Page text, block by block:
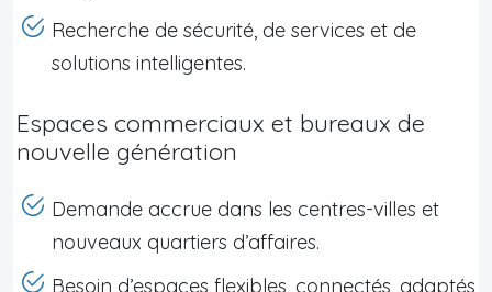
Recherche de sécurité, de services et de
solutions intelligentes.
Espaces commerciaux et bureaux de
nouvelle génération
Demande accrue dans les centres-villes et
nouveaux quartiers d’affaires.
Besoin d’espaces flexibles, connectés, adaptés